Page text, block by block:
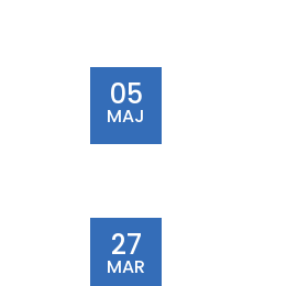
05
MAJ
27
MAR